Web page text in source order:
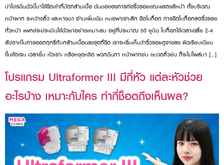
นำโปรตีนตัวนี้มาใช้ฉีดเข้าที่มัดกล้ามเนื้อ ต้นตอของการก่อริ้วรอยขณะแสดงสีหน้า ทั้งบริเวณ
หน้าผาก ระหว่างคิ้ว และหางตา อ่านเพิ่มเติม หมอพาเจาะลึก ฉีดโบท็อก การฉีดโบท็อกลดริ้วรอย
ทั่วหน้า แพทย์จะประเมินใช้ตัวยาอย่างเหมาะสม อยู่ที่ประมาณ 50 ยูนิต โบท็อกใช้เวลาเฉลี่ย 2-4
สัปดาห์ในการออกฤทธิ์กับกล้ามเนื้อตรงจุดที่ฉีด เราจะเริ่มเห็นว่าริ้วรอยดูจางลง ผิวเรียบเนียน
ขึ้นชัดเจน เวลายิ้ม หัวเราะ หรือหงุดหงิด พวกตีนกา หน้าผากย่น ขมวดคิ้วย่น ก็จะไม่โผล่มา […]
โปรแกรม Ultraformer III มีกี่หัว แต่ละหัวช่วย
อะไรบ้าง เหมาะกับใคร ทำกี่ช็อตถึงเห็นผล?